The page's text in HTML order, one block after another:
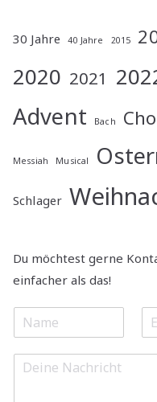
30 Jahre 40 Jahre 2015
2020 2021
Advent Bach
Messiah Musical
Schlager
Du möchtest gerne
einfacher als das!
N
E
M